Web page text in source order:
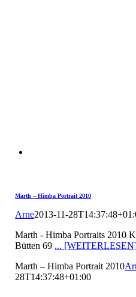
Marth – Himba Portrait 2010
Arne2013-11-
Marth - Himba Portraits 2010
Bütten 69 ...
Marth – Himba Portrait 2010
28T14:37:48+01:00